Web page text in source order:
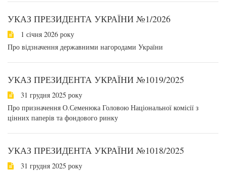
УКАЗ ПРЕЗИДЕНТА УКРАЇНИ №1/2026
1 січня 2026 року
Про відзначення державними нагородами України
УКАЗ ПРЕЗИДЕНТА УКРАЇНИ №1019/2025
31 грудня 2025 року
Про призначення О.Семенюка Головою Національної комісії з
цінних паперів та фондового ринку
УКАЗ ПРЕЗИДЕНТА УКРАЇНИ №1018/2025
31 грудня 2025 року